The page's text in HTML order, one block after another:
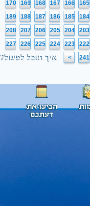
165
166
167
168
169
170
184
185
186
187
188
189
203
204
205
206
207
208
222
223
224
225
226
227
241
> איך תוכל לפעול?